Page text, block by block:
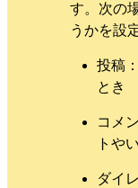
す。次の
うかを設
投稿
とき
コメ
トや
ダイ